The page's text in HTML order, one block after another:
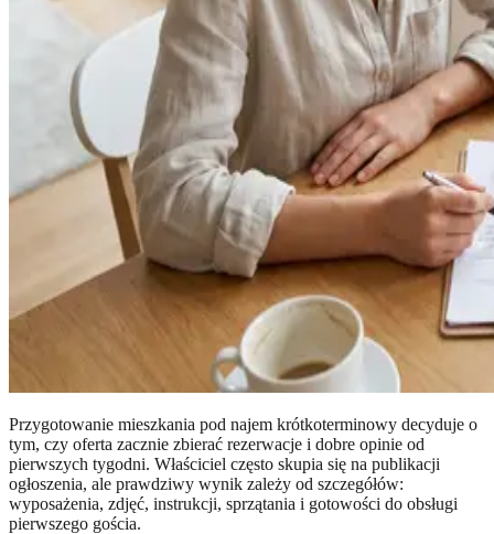
Przygotowanie mieszkania pod najem krótkoterminowy decyduje o
tym, czy oferta zacznie zbierać rezerwacje i dobre opinie od
pierwszych tygodni. Właściciel często skupia się na publikacji
ogłoszenia, ale prawdziwy wynik zależy od szczegółów:
wyposażenia, zdjęć, instrukcji, sprzątania i gotowości do obsługi
pierwszego gościa.